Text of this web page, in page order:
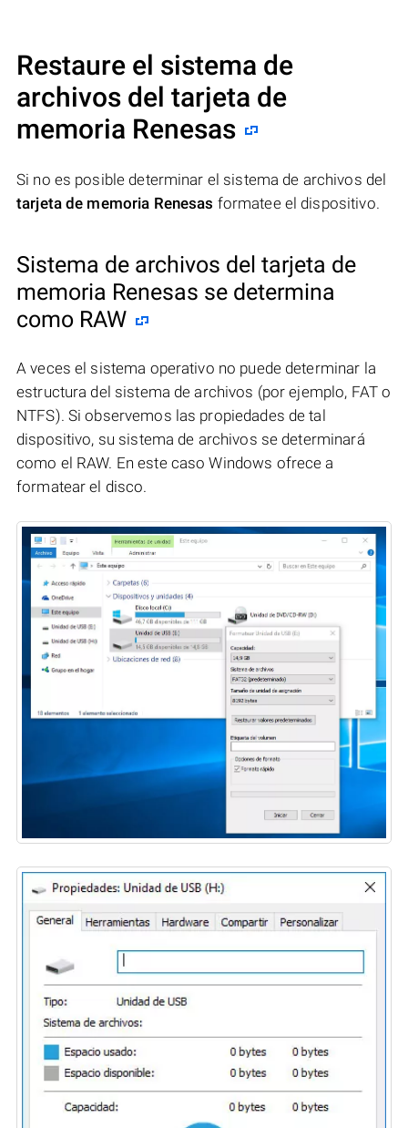
Restaure el sistema de
archivos del tarjeta de
memoria Renesas
Si no es posible determinar el sistema de archivos del
tarjeta de memoria Renesas formatee el dispositivo.
Sistema de archivos del tarjeta de
memoria Renesas se determina
como RAW
A veces el sistema operativo no puede determinar la
estructura del sistema de archivos (por ejemplo, FAT o
NTFS). Si observemos las propiedades de tal
dispositivo, su sistema de archivos se determinará
como el RAW. En este caso Windows ofrece a
formatear el disco.